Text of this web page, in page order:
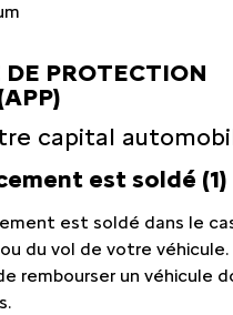
PROTECTION
capital
est soldé (1)
est soldé dans le
du vol de votre véhicule.
rembourser un véhicule